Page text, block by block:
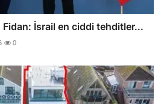
Fidan: İsrail en ciddi tehditler...
0